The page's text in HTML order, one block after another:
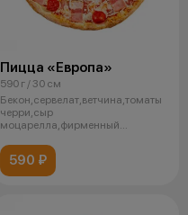
Пицца «Европа»
590 г / 30 см
Бекон,сервелат,ветчина,томаты
черри,сыр
моцарелла,фирменный
590 ₽